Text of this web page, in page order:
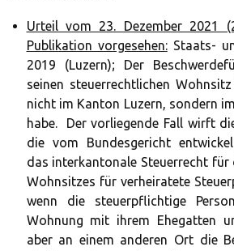
Urteil vom 23. Dezember 2021
Publikation vorgesehen:Staats-
2019 (Luzern); Der
seinen steuerrechtlichen
nicht im Kanton Luzern, sondern
habe. Der vorliegende Fall wirft
die vom Bundesgericht
das interkantonale Steuerrecht für
Wohnsitzes für verheiratete
wenn die steuerpflichtige
Wohnung mit ihrem Ehegatten
aber an einem anderen Ort die